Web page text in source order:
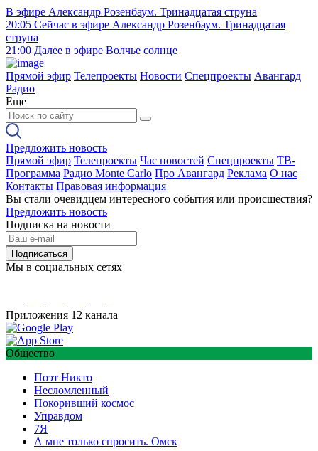
В эфире Александр Розенбаум. Тринадцатая струна
20:05 Сейчас в эфире Александр Розенбаум. Тринадцатая
струна
21:00 Далее в эфире Волчье солнце
Прямой эфир Телепроекты Новости Спецпроекты Авангард
Радио
Еще
Предложить новость
Прямой эфир Телепроекты Час новостей Спецпроекты ТВ-
Программа Радио Monte Carlo Про Авангард Реклама О нас
Контакты Правовая информация
Вы стали очевидцем интересного события или происшествия?
Предложить новость
Подписка на новости
Подписаться
Мы в социальных сетях
Приложения 12 канала
Общество
Поэт Никто
Несломленный
Покоривший космос
Управдом
7Я
А мне только спросить. Омск